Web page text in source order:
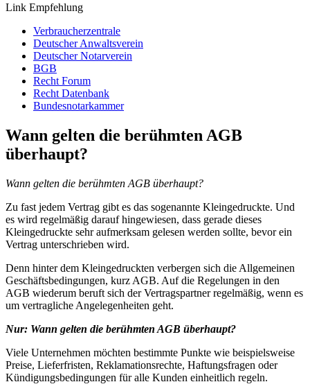
Link Empfehlung
Verbraucherzentrale
Deutscher Anwaltsverein
Deutscher Notarverein
BGB
Recht Forum
Recht Datenbank
Bundesnotarkammer
Wann gelten die berühmten AGB
überhaupt?
Wann gelten die berühmten AGB überhaupt?
Zu fast jedem Vertrag gibt es das sogenannte Kleingedruckte. Und
es wird regelmäßig darauf hingewiesen, dass gerade dieses
Kleingedruckte sehr aufmerksam gelesen werden sollte, bevor ein
Vertrag unterschrieben wird.
Denn hinter dem Kleingedruckten verbergen sich die Allgemeinen
Geschäftsbedingungen, kurz AGB. Auf die Regelungen in den
AGB wiederum beruft sich der Vertragspartner regelmäßig, wenn es
um vertragliche Angelegenheiten geht.
Nur: Wann gelten die berühmten AGB überhaupt?
Viele Unternehmen möchten bestimmte Punkte wie beispielsweise
Preise, Lieferfristen, Reklamationsrechte, Haftungsfragen oder
Kündigungsbedingungen für alle Kunden einheitlich regeln.